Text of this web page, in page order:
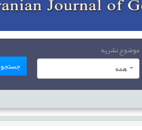
موضوع نشریه
همه
جستجو